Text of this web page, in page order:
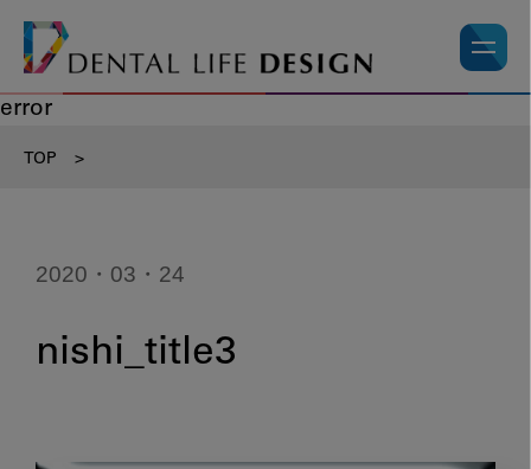
error
TOP >
2020・03・24
nishi_title3